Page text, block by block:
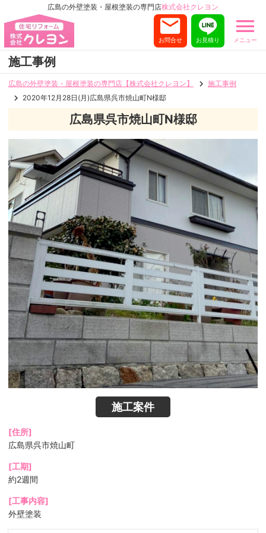
広島の外壁塗装・屋根塗装の専門店株式会社クレヨン
メニュー
お見積り
お問合せ
施工事例
広島の外壁塗装・屋根塗装の専門店【株式会社クレヨン】
施工事例
2020年12月28日(月)広島県呉市焼山町N様邸
広島県呉市焼山町N様邸
施工案件
[住所]
広島県呉市焼山町
[工期]
約2週間
[工事内容]
外壁塗装